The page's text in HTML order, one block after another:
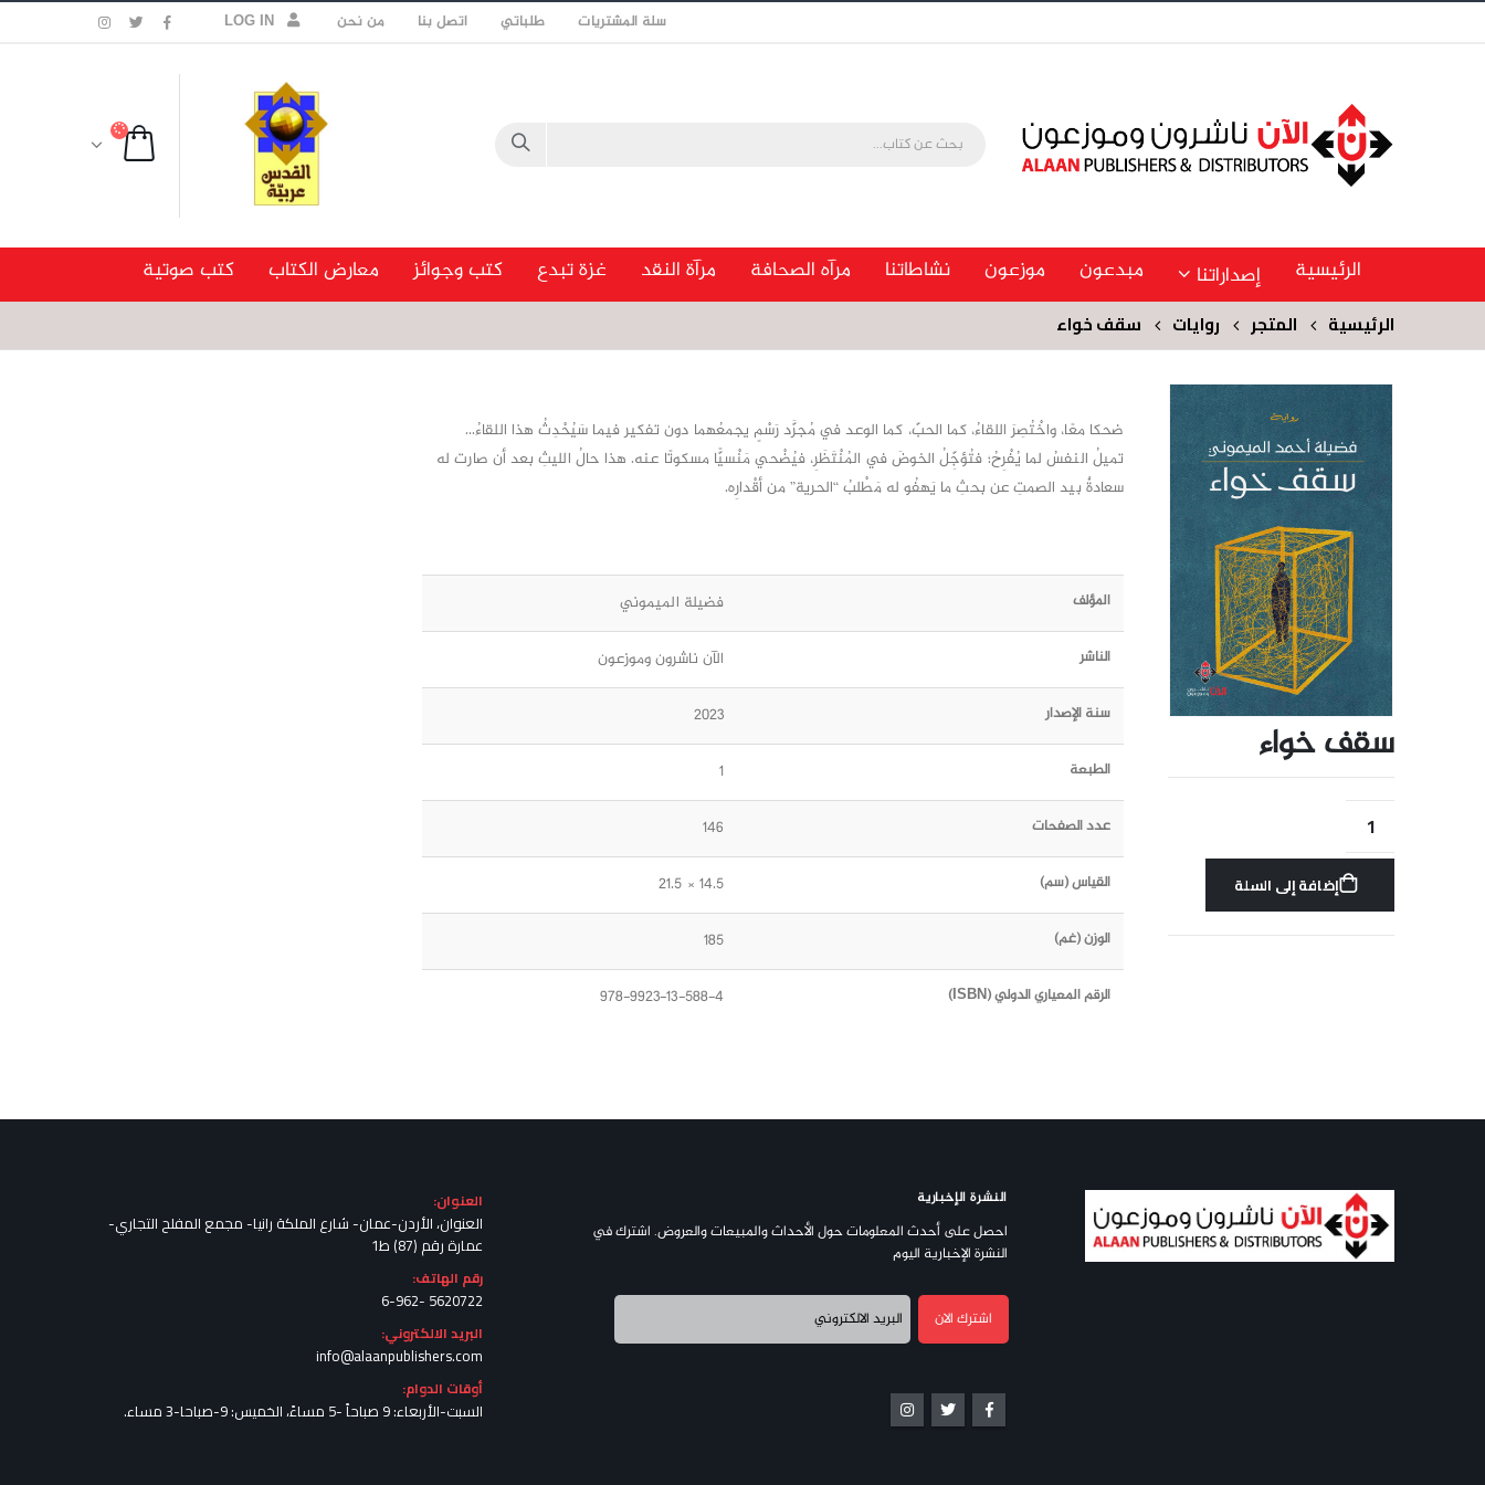
سلة المشتريات طلباتي اتصل بنا من نحن LOG IN
الرئيسية إصداراتنا مبدعون موزعون نشاطاتنا مرآه الصحافة مرآة النقد غزة تبدع كتب وجوائز معارض الكتاب كتب صوتية
الرئيسية المتجر روايات سقف خواء
سقف خواء
إضافة إلى السلة
ضحكا معًا، واخْتُصِرَ اللقاءُ، كما الحبّ، كما الوعد في مُجرَّد رَسْمٍ يجمعُهما دون تفكير فيما سَيُحْدِثُ هذا اللقاءُ…
تميلُ النفسُ لما يُفْرِحُ؛ فتُؤجِّلُ الخوضَ في المُنْتَظَرِ، فيُضْحي مَنْسيًّا مسكوتًا عنه. هذا حالُ الليثِ بعد أن صارت له
سعادةٌ بيد الصمتِ عن بحثِ ما يَهفُو له مَطْلبُ “الحرية” من أقْدارِه.
المؤلف فضيلة الميموني
الناشر الآن ناشرون وموزعون
سنة الإصدار 2023
الطبعة 1
عدد الصفحات 146
القياس (سم) 14.5 × 21.5
الوزن (غم) 185
الرقم المعياري الدولي (ISBN) 978-9923-13-588-4
النشرة الإخبارية
احصل على أحدث المعلومات حول الأحداث والمبيعات والعروض. اشترك في
النشرة الإخبارية اليوم
العنوان:
العنوان، الأردن-عمان- شارع الملكة رانيا- مجمع المفلح التجاري-
عمارة رقم (87) ط1
رقم الهاتف:
5620722 -6-962
البريد الالكتروني:
info@alaanpublishers.com
أوقات الدوام:
السبت-الأربعاء: 9 صباحاً -5 مساءً، الخميس: 9-صباحا-3 مساء.